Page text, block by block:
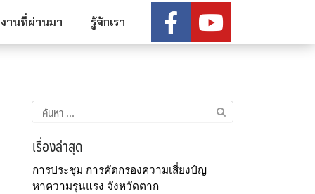
งานที่ผ่านมา รู้จักเรา
เรื่องล่าสุด
การประชุม การคัดกรองความเสี่ยงปํญ
หาความรุนแรง จังหวัดตาก